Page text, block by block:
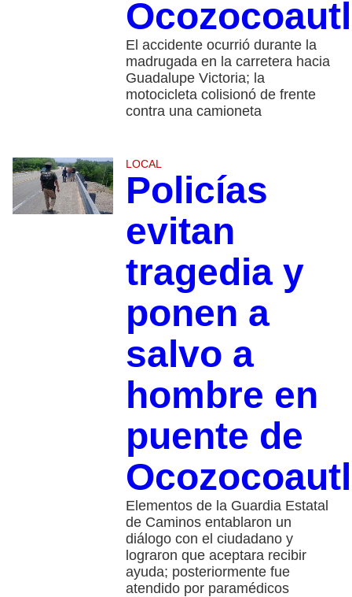
El accidente ocurrió durante la
madrugada en la carretera hacia
Guadalupe Victoria; la
motocicleta colisionó de frente
contra una camioneta
LOCAL
Policías
evitan
tragedia y
ponen a
salvo a
hombre en
puente de
Elementos de la Guardia Estatal
de Caminos entablaron un
diálogo con el ciudadano y
lograron que aceptara recibir
ayuda; posteriormente fue
atendido por paramédicos